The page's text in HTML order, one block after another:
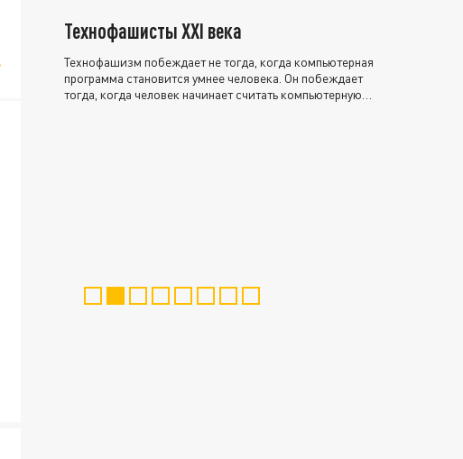
Технофашисты XXI века
Технофашизм побеждает не тогда, когда компьютерная
программа становится умнее человека. Он побеждает
тогда, когда человек начинает считать компьютерную